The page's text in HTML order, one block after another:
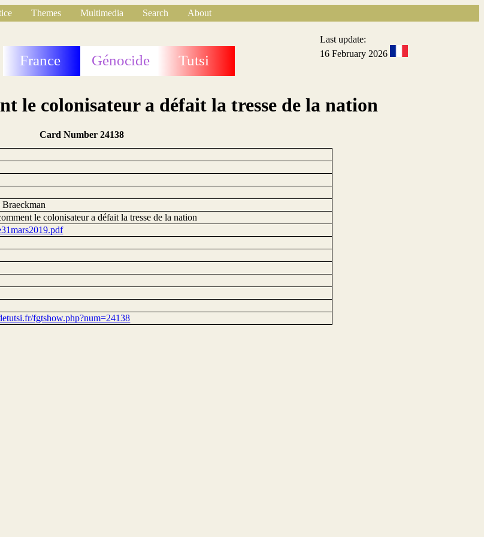
Themes Multimedia Search
About
France Génocide Tutsi
Last update:
16 February 2026
le colonisateur a défait la tresse de la nation
Card Number 24138
le colonisateur a défait la tresse de la nation
fgtshow.php?num=24138